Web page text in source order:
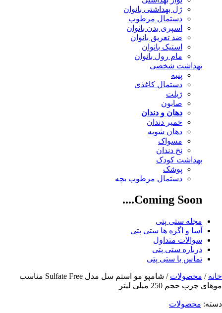
ژل بهداشتی بانوان
دستمال مرطوب
اسپری بدن بانوان
ضد تعریق بانوان
استیک بانوان
مام رول بانوان
بهداشت شخصی
پنبه
دستمال کاغذی
ژیلت
صابون
دهان و دندان
خمیر دندان
دهان شویه
مسواک
نخ دندان
بهداشت کودک
پوشک
دستمال مرطوب بچه
Coming Soon....
مجله ستی پتی
آسا و اگره ها ستی پتی
سوالات متداول
درباره ستی پتی
تماس با ستی پتی
خانه / محصولات
/ شامپو مو استم سل مدل Sulfate Free مناسب
موهای چرب حجم 250 ميلی ليتر
دسته: محصولات